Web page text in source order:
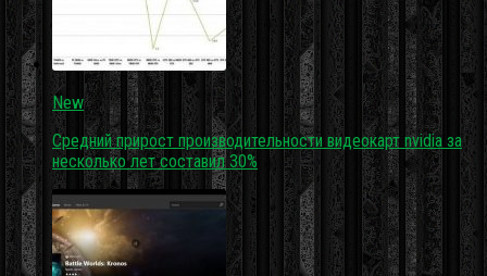
New
Средний прирост производительности видеокарт nvidia за
несколько лет составил 30%